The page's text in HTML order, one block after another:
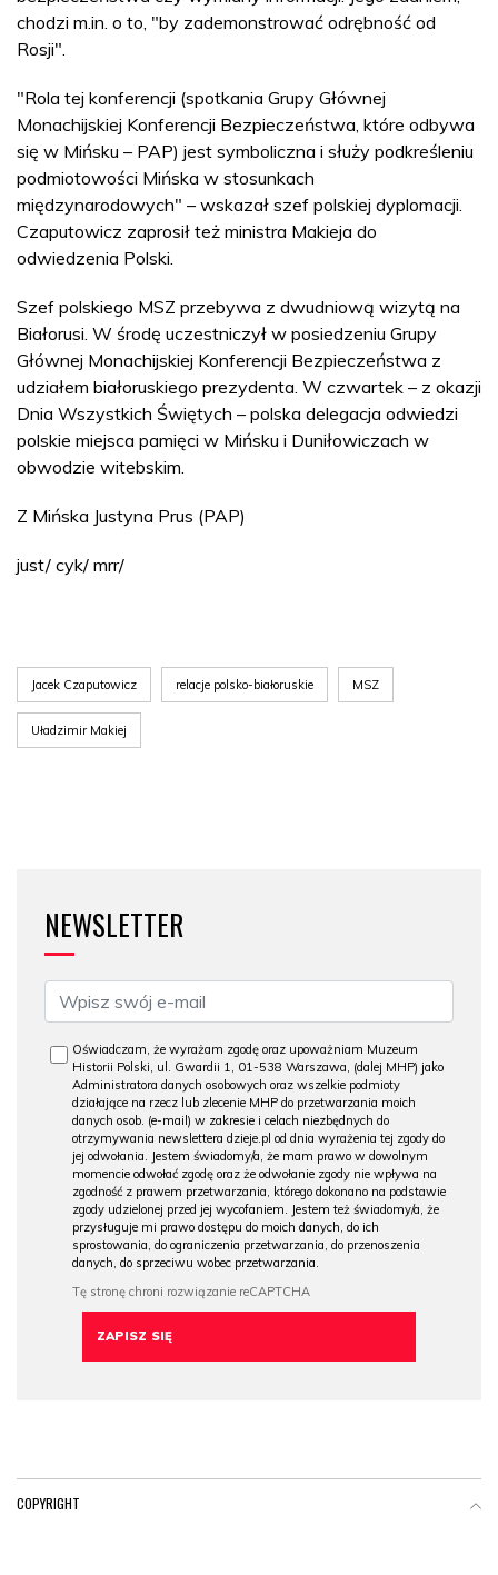
chodzi m.in. o to, "by zademonstrować odrębność od
Rosji".
"Rola tej konferencji (spotkania Grupy Głównej
Monachijskiej Konferencji Bezpieczeństwa, które odbywa
się w Mińsku – PAP) jest symboliczna i służy podkreśleniu
podmiotowości Mińska w stosunkach
międzynarodowych" – wskazał szef polskiej dyplomacji.
Czaputowicz zaprosił też ministra Makieja do
odwiedzenia Polski.
Szef polskiego MSZ przebywa z dwudniową wizytą na
Białorusi. W środę uczestniczył w posiedzeniu Grupy
Głównej Monachijskiej Konferencji Bezpieczeństwa z
udziałem białoruskiego prezydenta. W czwartek – z okazji
Dnia Wszystkich Świętych – polska delegacja odwiedzi
polskie miejsca pamięci w Mińsku i Duniłowiczach w
obwodzie witebskim.
Z Mińska Justyna Prus (PAP)
just/ cyk/ mrr/
Jacek Czaputowicz relacje polsko-białoruskie MSZ
Uładzimir Makiej
NEWSLETTER
Oświadczam, że wyrażam zgodę oraz upoważniam Muzeum
Historii Polski, ul. Gwardii 1, 01-538 Warszawa, (dalej MHP) jako
Administratora danych osobowych oraz wszelkie podmioty
działające na rzecz lub zlecenie MHP do przetwarzania moich
danych osob. (e-mail) w zakresie i celach niezbędnych do
otrzymywania newslettera dzieje.pl od dnia wyrażenia tej zgody do
jej odwołania. Jestem świadomy/a, że mam prawo w dowolnym
momencie odwołać zgodę oraz że odwołanie zgody nie wpływa na
zgodność z prawem przetwarzania, którego dokonano na podstawie
zgody udzielonej przed jej wycofaniem. Jestem też świadomy/a, że
przysługuje mi prawo dostępu do moich danych, do ich
sprostowania, do ograniczenia przetwarzania, do przenoszenia
danych, do sprzeciwu wobec przetwarzania.
COPYRIGHT